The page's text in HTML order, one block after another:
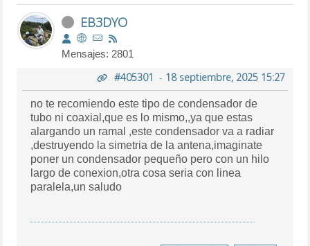
EB3DYO
Mensajes: 2801
#405301 - 18 septiembre, 2025 15:27
no te recomiendo este tipo de condensador de
tubo ni coaxial,que es lo mismo,,ya que estas
alargando un ramal ,este condensador va a radiar
,destruyendo la simetria de la antena,imaginate
poner un condensador pequeño pero con un hilo
largo de conexion,otra cosa seria con linea
paralela,un saludo